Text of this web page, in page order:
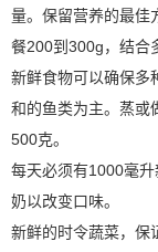
量。保留营养的最佳
餐200到300g，结合
新鲜食物可以确保多
和的鱼类为主。蒸或
500克。
每天必须有1000毫
奶以改变口味。
新鲜的时令蔬菜，保